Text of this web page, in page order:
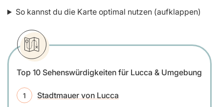
So kannst du die Karte optimal nutzen (aufklappen)
Top 10 Sehenswürdigkeiten für Lucca & Umgebung
Stadtmauer von Lucca